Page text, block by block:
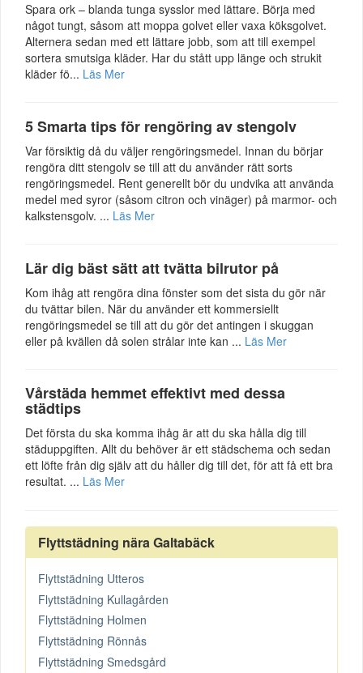
Spara ork – blanda tunga sysslor med lättare. Börja med
något tungt, såsom att moppa golvet eller vaxa köksgolvet.
Alternera sedan med ett lättare jobb, som att till exempel
sortera smutsiga kläder. Har du stått upp länge och strukit
kläder fö... Läs Mer
5 Smarta tips för rengöring av stengolv
Var försiktig då du väljer rengöringsmedel. Innan du börjar
rengöra ditt stengolv se till att du använder rätt sorts
rengöringsmedel. Rent generellt bör du undvika att använda
medel med syror (såsom citron och vinäger) på marmor- och
kalkstensgolv. ... Läs Mer
Lär dig bäst sätt att tvätta bilrutor på
Kom ihåg att rengöra dina fönster som det sista du gör när
du tvättar bilen. När du använder ett kommersiellt
rengöringsmedel se till att du gör det antingen i skuggan
eller på kvällen då solen strålar inte kan ... Läs Mer
Vårstäda hemmet effektivt med dessa
städtips
Det första du ska komma ihåg är att du ska hålla dig till
städuppgiften. Allt du behöver är ett städschema och sedan
ett löfte från dig själv att du håller dig till det, för att få ett bra
resultat. ... Läs Mer
Flyttstädning nära Galtabäck
Flyttstädning Utteros
Flyttstädning Kullagården
Flyttstädning Holmen
Flyttstädning Rönnås
Flyttstädning Smedsgård